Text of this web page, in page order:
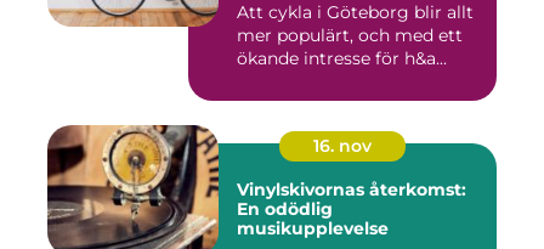
Att cykla i Göteborg blir allt
mer populärt, och med ett
ökande intresse för h&a...
16. nov
Vinylskivornas återkomst:
En odödlig
musikupplevelse